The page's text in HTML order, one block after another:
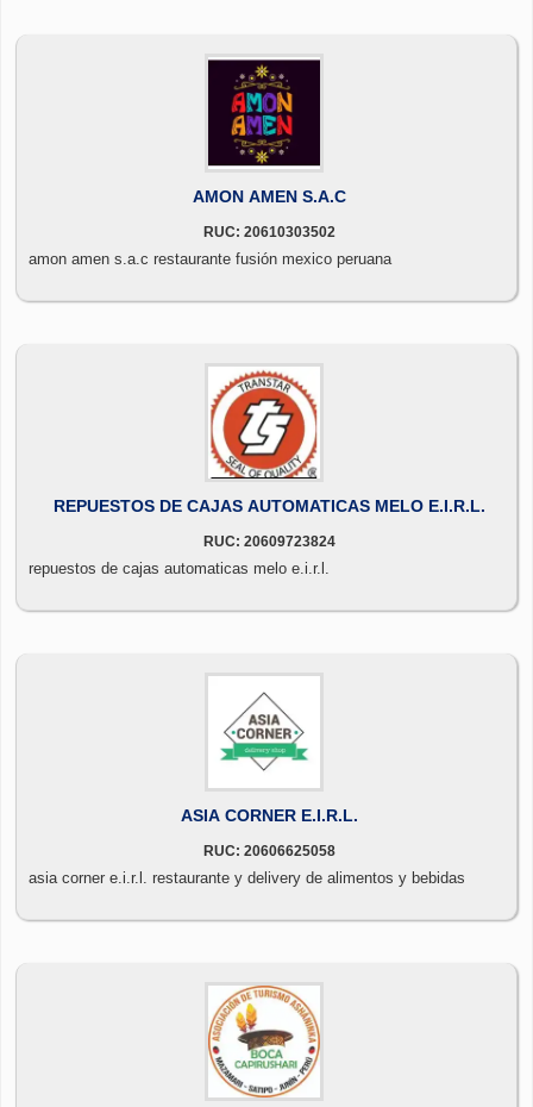
AMON AMEN S.A.C
RUC: 20610303502
amon amen s.a.c restaurante fusión mexico peruana
REPUESTOS DE CAJAS AUTOMATICAS MELO E.I.R.L.
RUC: 20609723824
repuestos de cajas automaticas melo e.i.r.l.
ASIA CORNER E.I.R.L.
RUC: 20606625058
asia corner e.i.r.l. restaurante y delivery de alimentos y bebidas